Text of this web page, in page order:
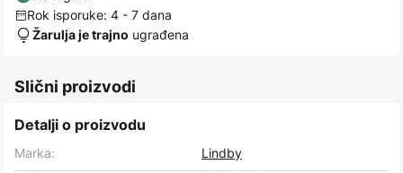
Rok isporuke: 4 - 7 dana
Žarulja je trajno ugrađena
Slični proizvodi
Detalji o proizvodu
Marka:
Lindby